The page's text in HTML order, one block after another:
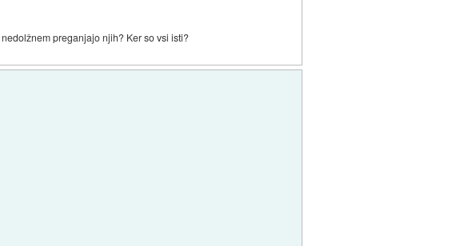
preganjajo njih? Ker so vsi isti?